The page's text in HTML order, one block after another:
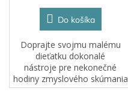
Do košíka
Doprajte svojmu malému
dieťatku dokonalé
nástroje pre nekonečné
hodiny zmyslového skúmania
pomocou silikónových